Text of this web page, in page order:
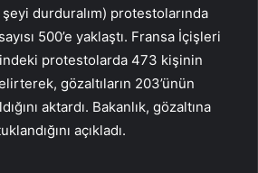
durduralım) protestolarında
500’e yaklaştı. Fransa İçişleri
protestolarda 473 kişinin
gözaltıların 203’ünün
aktardı. Bakanlık, gözaltına
açıkladı.